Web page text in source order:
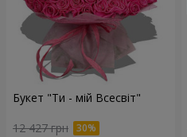
Букет "Ти - мій Всесвіт"
12 427 грн